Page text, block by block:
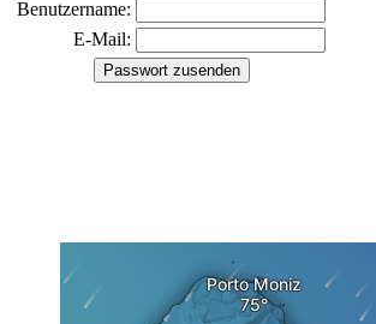
Benutzername:
E-Mail: